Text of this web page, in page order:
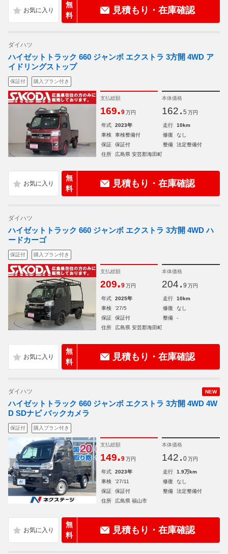
無
料
見積もり・在庫確認
ダイハツ
ハイゼットトラック 660 ジャンボ エクストラ 3方開 4WD ア
イドリングストップ
保証付 購入プラン付き
支払総額
169.9 万円
本体価格
162. 5 万円
年式 2023年 走行
10km
車検
車検整備付 修復
なし
保証
保証付 整備
法定整備付
住所
広島県 安芸郡海田町
無
料
見積もり・在庫確認
ダイハツ
ハイゼットトラック 660 ジャンボ エクストラ 3方開 4WD ハ
ードカーゴ
保証付 購入プラン付き
支払総額
209.9 万円
本体価格
204. 9 万円
年式 2025年 走行
10km
車検
'27/5 修復
なし
保証
保証付 整備
-
住所
広島県 安芸郡海田町
無
料
見積もり・在庫確認
NEW
ダイハツ
ハイゼットトラック 660 ジャンボ エクストラ 3方開 4WD 4W
D SDナビ バックカメラ
保証付 購入プラン付き
支払総額
149.9 万円
本体価格
142. 0 万円
年式 2023年 走行
1.9万km
車検
'27/11 修復
なし
保証
保証付 整備
法定整備付
住所
広島県 福山市
無
料
見積もり・在庫確認